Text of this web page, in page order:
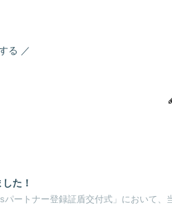
る
た！
ートナー登録証盾交付式」において、